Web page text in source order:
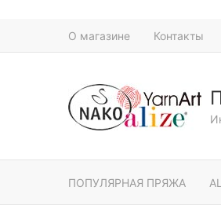
О магазине Контакты
ПОПУЛЯРНАЯ ПРЯЖА